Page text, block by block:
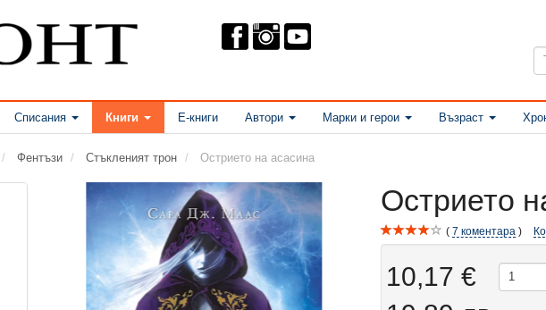
Списания Книги Е-книги Автори Марки и герои Възраст
Фентъзи Стъкленият трон Острието на асасина
Острието
7 коментара
10,17 €